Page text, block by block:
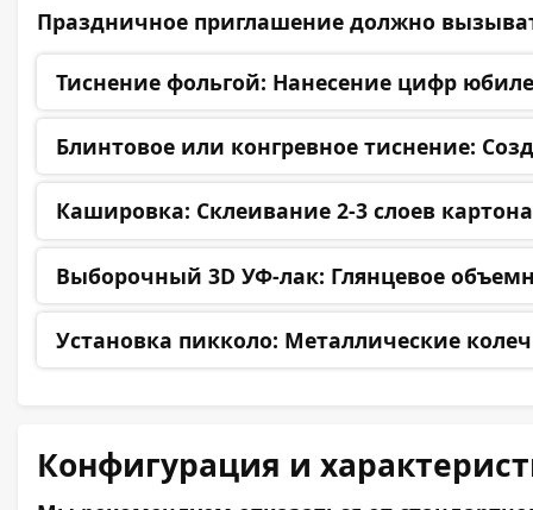
Праздничное приглашение должно
Тиснение фольгой: Нанесение цифр
Блинтовое или конгревное тиснение:
Кашировка: Склеивание 2-3 слоев
Выборочный 3D УФ-лак: Глянцевое
Установка пикколо: Металлические
Конфигурация и